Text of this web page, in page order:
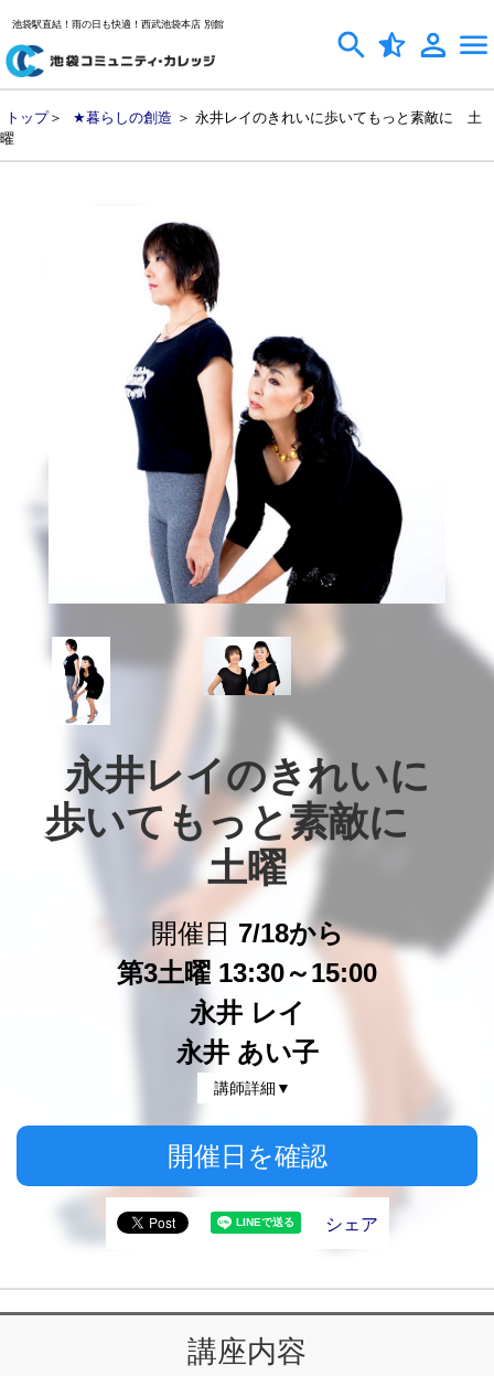
池袋駅直結！雨の日も快適！西武池袋本店 別館
トップ＞ ★暮らしの創造 ＞ 永井レイのきれいに歩いてもっと素敵に 土
曜
永井レイのきれいに
歩いてもっと素敵に
土曜
開催日 7/18から
第3土曜 13:30～15:00
永井 レイ
永井 あい子
講師詳細▼
開催日を確認
シェア
講座内容